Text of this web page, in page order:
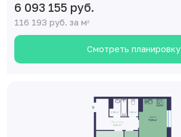
6 093 155 руб.
116 193 руб. за м2
Смотреть планировку